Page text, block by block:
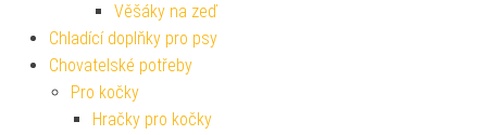
Věšáky na zeď
Chladící doplňky pro psy
Chovatelské potřeby
Pro kočky
Hračky pro kočky